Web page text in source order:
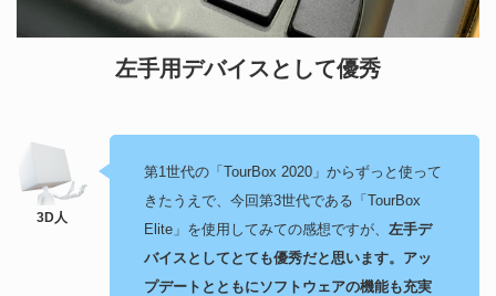
左手用デバイスとして優秀
第1世代の「TourBox 2020」からずっと使って
きたうえで、今回第3世代である「TourBox
Elite」を使用してみての感想ですが、 左手デ
バイスとしてとても優秀だと思います。アッ
プデートとともにソフトウェアの機能も充実